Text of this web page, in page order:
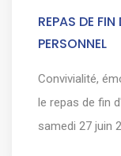
REPAS DE
PERSONNEL
Convivialité,
le repas de fin
samedi 27 juin